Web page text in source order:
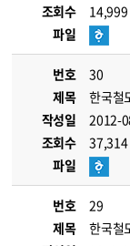
조회수
14,999
파일
번호
30
제목
한국철
작성일
2012-
조회수
37,314
파일
번호
29
제목
한국철